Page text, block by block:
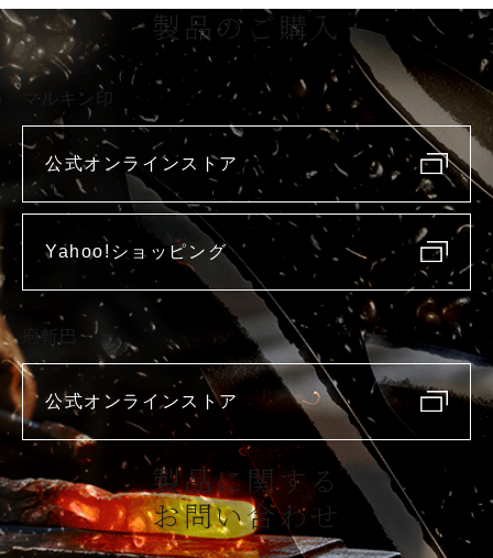
製品のご購入
マルキン印
公式オンラインストア
Yahoo!ショッピング
庖斬巴
公式オンラインストア
製品に関する
お問い合わせ